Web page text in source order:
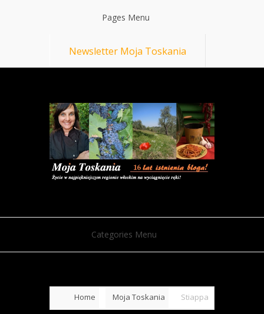
Pages Menu
Newsletter Moja Toskania
Categories Menu
Home Moja Toskania Stiappa